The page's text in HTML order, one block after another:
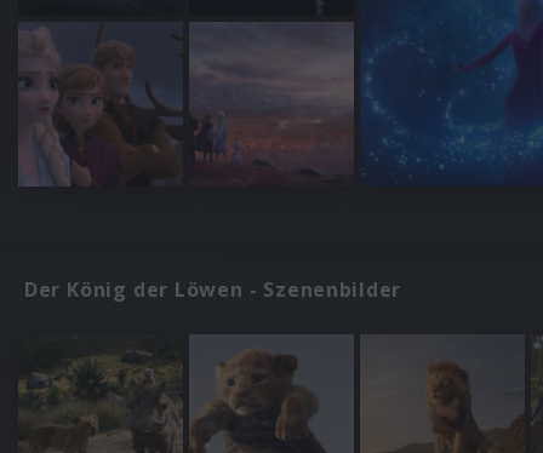
Der König der Löwen - Szenenbilder